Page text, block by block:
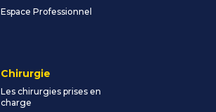
Espace Professionnel
Chirurgie
Les chirurgies prises en
charge